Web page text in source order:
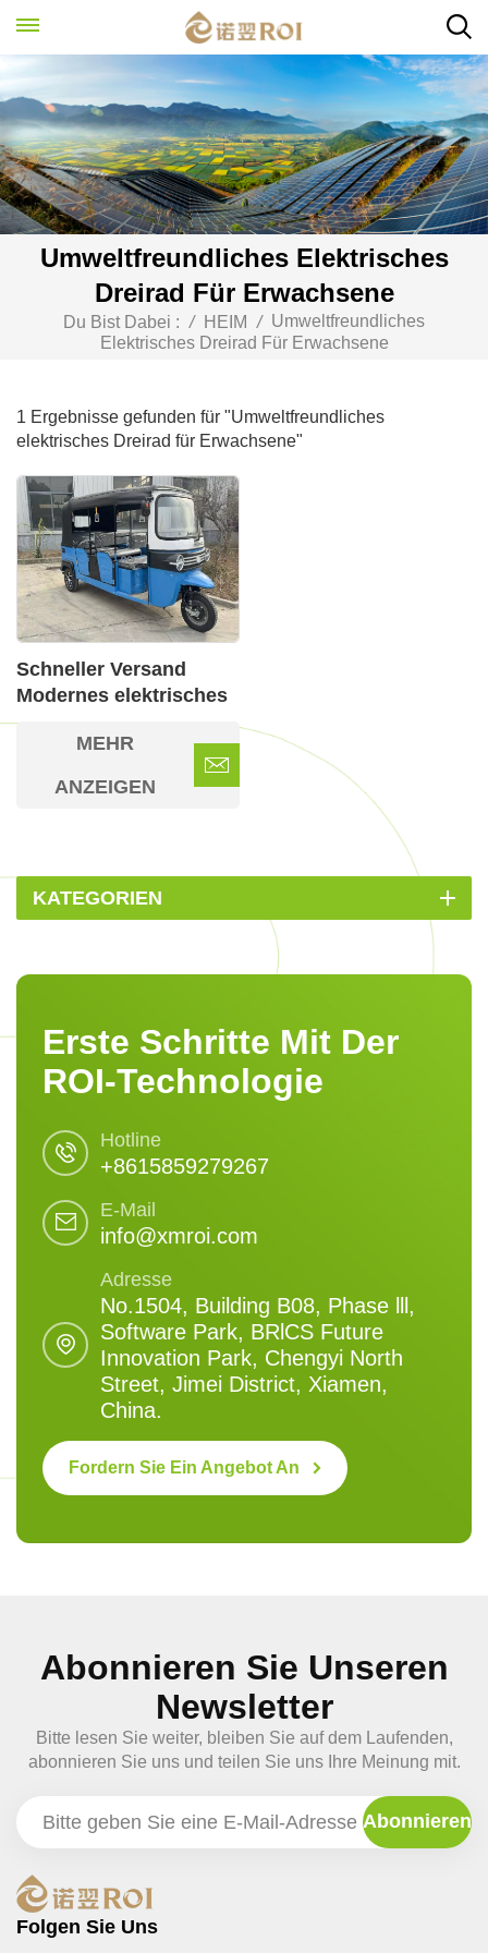
Umweltfreundliches Elektrisches
Dreirad Für Erwachsene
Du Bist Dabei : / HEIM / Umweltfreundliches
Elektrisches Dreirad Für Erwachsene
1 Ergebnisse gefunden für "Umweltfreundliches
elektrisches Dreirad für Erwachsene"
Schneller Versand
Modernes elektrisches
Passagierdreirad für
Erwachsene
MEHR
ANZEIGEN
KATEGORIEN
Erste Schritte Mit Der
ROI-Technologie
Hotline
+8615859279267
E-Mail
info@xmroi.com
Adresse
No.1504, Building B08, Phase lll,
Software Park, BRlCS Future
Innovation Park, Chengyi North
Street, Jimei District, Xiamen,
China.
Fordern Sie Ein Angebot An
Abonnieren Sie Unseren
Newsletter
Bitte lesen Sie weiter, bleiben Sie auf dem Laufenden,
abonnieren Sie uns und teilen Sie uns Ihre Meinung mit.
Folgen Sie Uns